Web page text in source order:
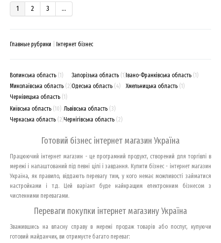
1 2 3 ...
Главные рубрики Інтернет бізнес
Волинська область (1)
Миколаївська область (2)
Чернівецька область (1)
Запорізька область (1)
Одеська область (4)
Івано-Франківська область (1)
Хмельницька область (1)
Київська область (10)
Черкаська область (2)
Львівська область (3)
Чернігівська область (2)
Готовий бізнес інтернет магазин Україна
Працюючий інтернет магазин - це програмний продукт, створений для торгівлі в
мережі і налаштований під певні цілі і завдання. Купити бізнес - інтернет магазин
Україна, як правило, віддають перевагу тим, у кого немає можливості займатися
настройками і т.д. Цей варіант буде найкращим електронним бізнесом з
численними перевагами.
Переваги покупки інтернет магазину Україна
Зважившись на власну справу в мережі продаж товарів або послуг, купуючи
готовий майданчик, ви отримуєте багато переваг: